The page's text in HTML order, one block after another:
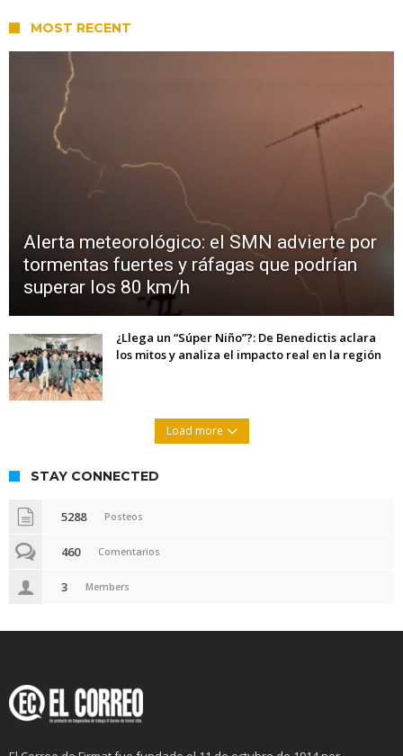
MOST RECENT
Alerta meteorológico: el SMN advierte por
tormentas fuertes y ráfagas que podrían
superar los 80 km/h
¿Llega un “Súper Niño”?: De Benedictis aclara
los mitos y analiza el impacto real en la región
Load more
STAY CONNECTED
5288 Posteos
460 Comentarios
3 Members